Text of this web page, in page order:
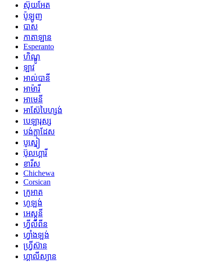
ស៊ុយអែត
ប៉ូឡូញ
បាស
កាតាឡាន
Esperanto
ហិណ្ឌូ
ឡាវ
អាល់បានី
អាម៉ារី
អាមេនី
អាស៊ែបៃហ្សង់
បេឡារុស្ស
បង់ក្លាដែស
បូស្នៀ
ប៊ុលហ្គារី
ខារីស
Chichewa
Corsican
ក្រូអាត
ហូឡង់
អេស្តូនី
ហ្វីលីពីន
ហ្វាំងឡង់
ហ្វ្រីស៊ាន
ហ្គាលីស្យាន